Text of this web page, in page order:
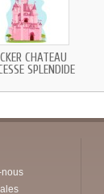
CHATEAU
SPLENDIDE